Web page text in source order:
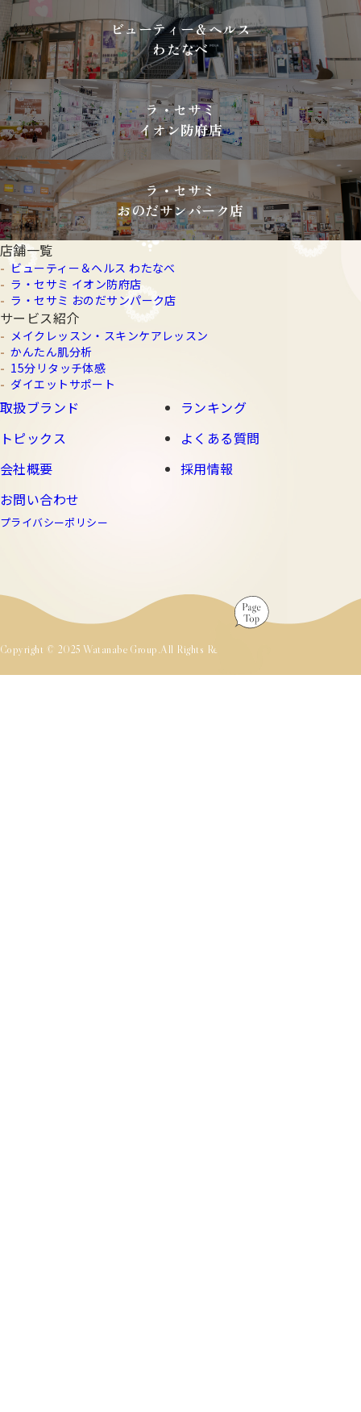
ビューティー＆ヘルス
わたなべ
ラ・セサミ
イオン防府店
ラ・セサミ
おのだサンパーク店
店舗一覧
ビューティー＆ヘルス わたなべ
ラ・セサミ イオン防府店
ラ・セサミ おのだサンパーク店
サービス紹介
メイクレッスン・スキンケアレッスン
かんたん肌分析
15分リタッチ体感
ダイエットサポート
取扱ブランド
ランキング
トピックス
よくある質問
会社概要
採用情報
お問い合わせ
プライバシーポリシー
Copyright © 2025 Watanabe Group.All Rights Reserved.